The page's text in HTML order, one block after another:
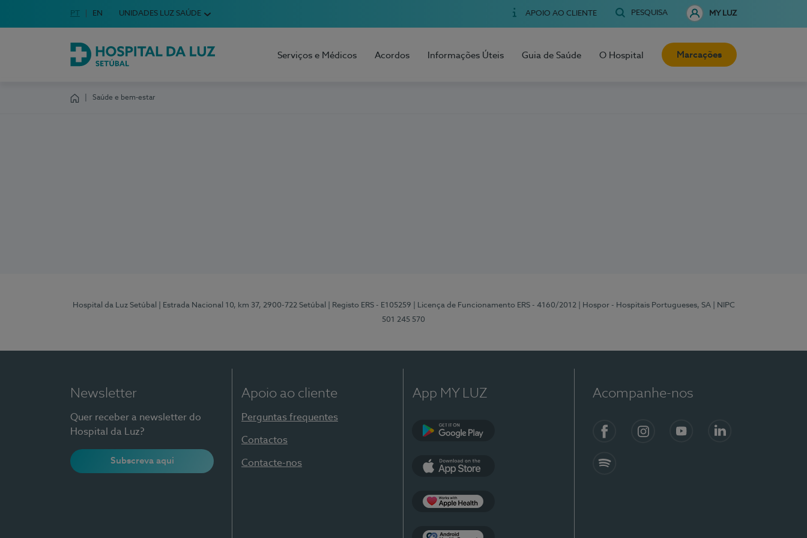
Escolha o seu idioma
Idioma em Português
PT English Language
EN UNIDADES LUZ SAÚDE APOIO AO CLIENTE PESQUISA MY LUZ
Hospital da Luz Setúbal
Serviços e Médicos Acordos Informações Úteis Guia de Saúde O Hospital Marcações
Saúde e bem-estar
Hospital da Luz Setúbal | Estrada Nacional 10, km 37, 2900-722 Setúbal | Registo ERS - E105259 | Licença de Funcionamento ERS - 4160/2012 | Hospor - Hospitais Portugueses, SA
| NIPC
501 245 570
Newsletter
Quer receber a newsletter do
Hospital da Luz?
Subscreva aqui
Apoio ao cliente
Perguntas frequentes
Contactos
Contacte-nos
App MY LUZ Acompanhe-nos